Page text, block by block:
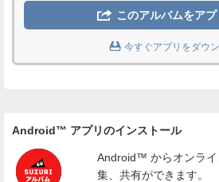
 このアルバムをアプ
 今すぐアプリをダウ
Android™ アプリのインストール
Android™ からオンラ
集、共有ができます。